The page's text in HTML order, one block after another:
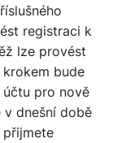
registraci k
lze provést
bude
pro nově
v dnešní době
přijmete